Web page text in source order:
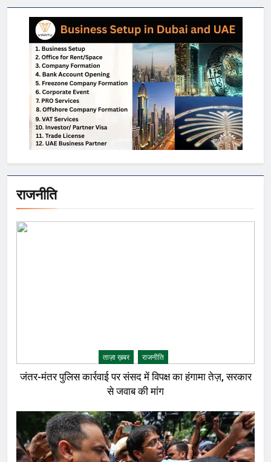
राजनीति
ताज़ा ख़बर राजनीति
जंतर-मंतर पुलिस कार्रवाई पर संसद में विपक्ष का हंगामा तेज़, सरकार
से जवाब की मांग